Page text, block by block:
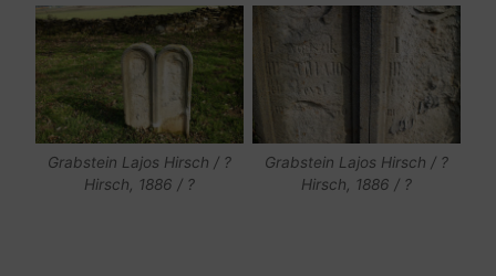
Grabstein Lajos Hirsch / ?
Hirsch, 1886 / ?
Grabstein Lajos Hirsch / ?
Hirsch, 1886 / ?